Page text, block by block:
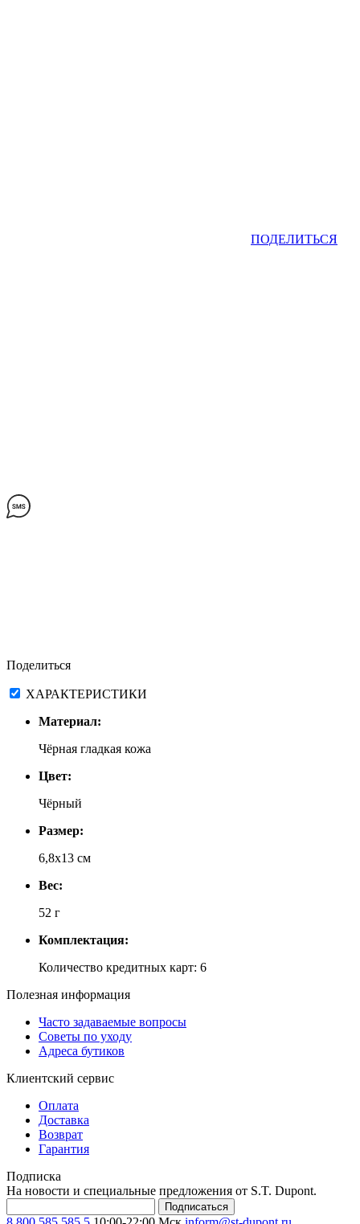
ПОДЕЛИТЬСЯ
Поделиться
ХАРАКТЕРИСТИКИ
Материал:
Чёрная гладкая кожа
Цвет:
Чёрный
Размер:
6,8х13 см
Вес:
52 г
Комплектация:
Количество кредитных карт: 6
Полезная информация
Часто задаваемые вопросы
Советы по уходу
Адреса бутиков
Клиентский сервис
Оплата
Доставка
Возврат
Гарантия
Подписка
На новости и специальные предложения от S.T. Dupont.
Подписаться